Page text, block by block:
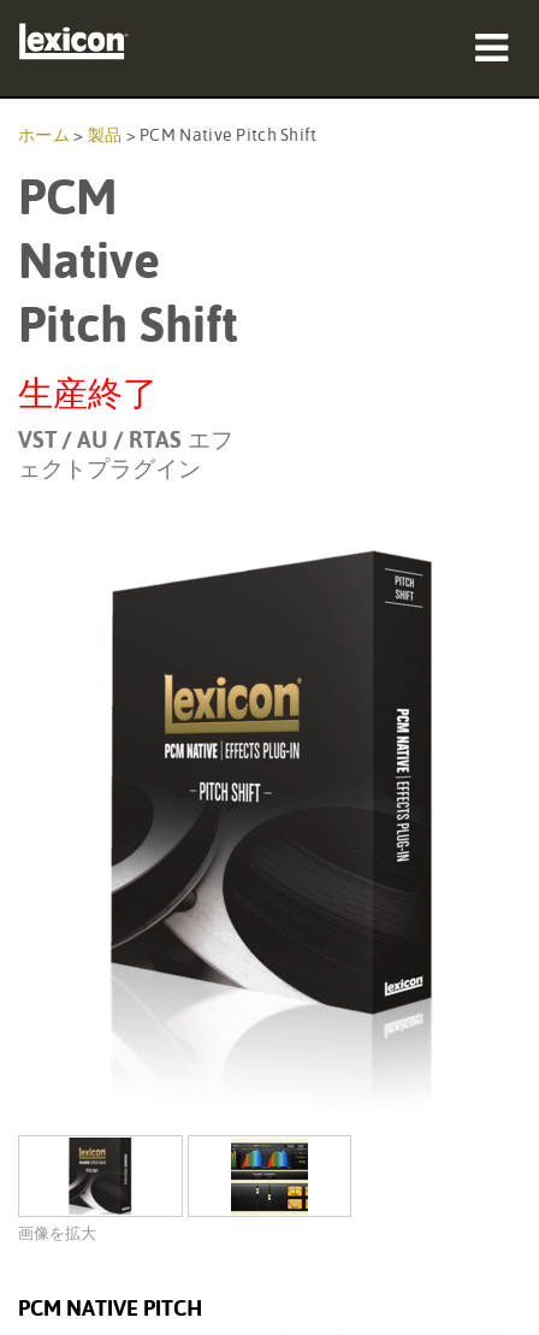
購入先
トレーニング
サポート
ホーム > 製品 > PCM Native Pitch Shift
PCM
Native
Pitch Shift
生産終了
VST / AU / RTAS エフ
ェクトプラグイン
画像を拡大
PCM NATIVE PITCH